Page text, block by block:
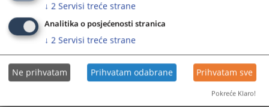
shortcuts
for
changing
for
↓ 2 Servisi treće strane
Analitika o posjećenosti stranica
↓ 2 Servisi treće strane
Ne prihvatam Prihvatam odabrane Prihvatam sve
Pokreće Klaro!